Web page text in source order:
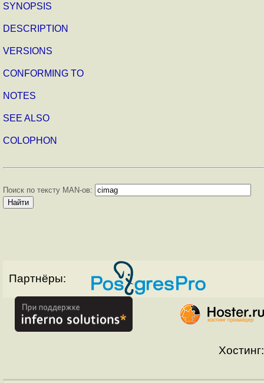
SYNOPSIS
DESCRIPTION
VERSIONS
CONFORMING TO
NOTES
SEE ALSO
COLOPHON
Поиск по тексту MAN-ов:
Партнёры:
Хостинг: